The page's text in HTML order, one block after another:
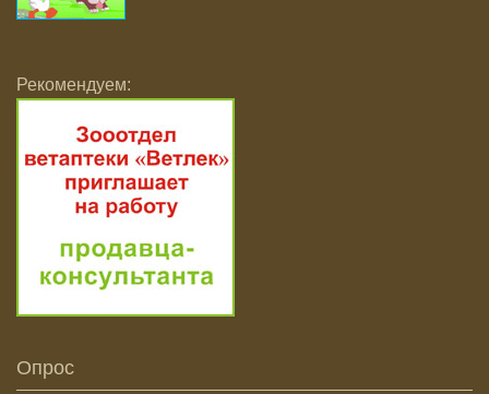
Рекомендуем:
Опрос